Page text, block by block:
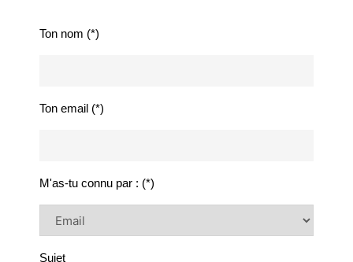
Ton nom (*)
Ton email (*)
M'as-tu connu par : (*)
Sujet